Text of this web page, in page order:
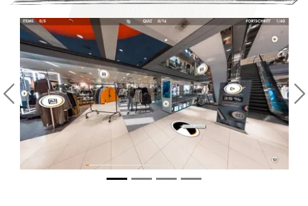
Slide 1 of 4
Previous